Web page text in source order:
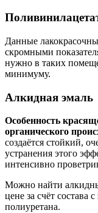
Данные
скромными
нужно в таких
минимуму.
Алкидная эмаль
Особенность
органического
создаётся стойкий,
устранения этого
интенсивно
Можно найти
цене за счёт состава
полиуретана.